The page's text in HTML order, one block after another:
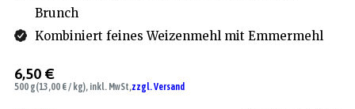
Brunch
Kombiniert feines Weizenmehl mit Emmermehl
6,50 €
500 g(13,00 € / kg), inkl. MwSt,zzgl. Versand